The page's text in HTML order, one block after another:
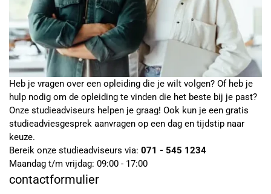
Heb je vragen over een opleiding die je wilt volgen? Of heb je
hulp nodig om de opleiding te vinden die het beste bij je past?
Onze studieadviseurs helpen je graag! Ook kun je een gratis
studieadviesgesprek aanvragen op een dag en tijdstip naar
keuze.
Bereik onze studieadviseurs via: 071 - 545 1234
Maandag t/m vrijdag: 09:00 - 17:00
contactformulier